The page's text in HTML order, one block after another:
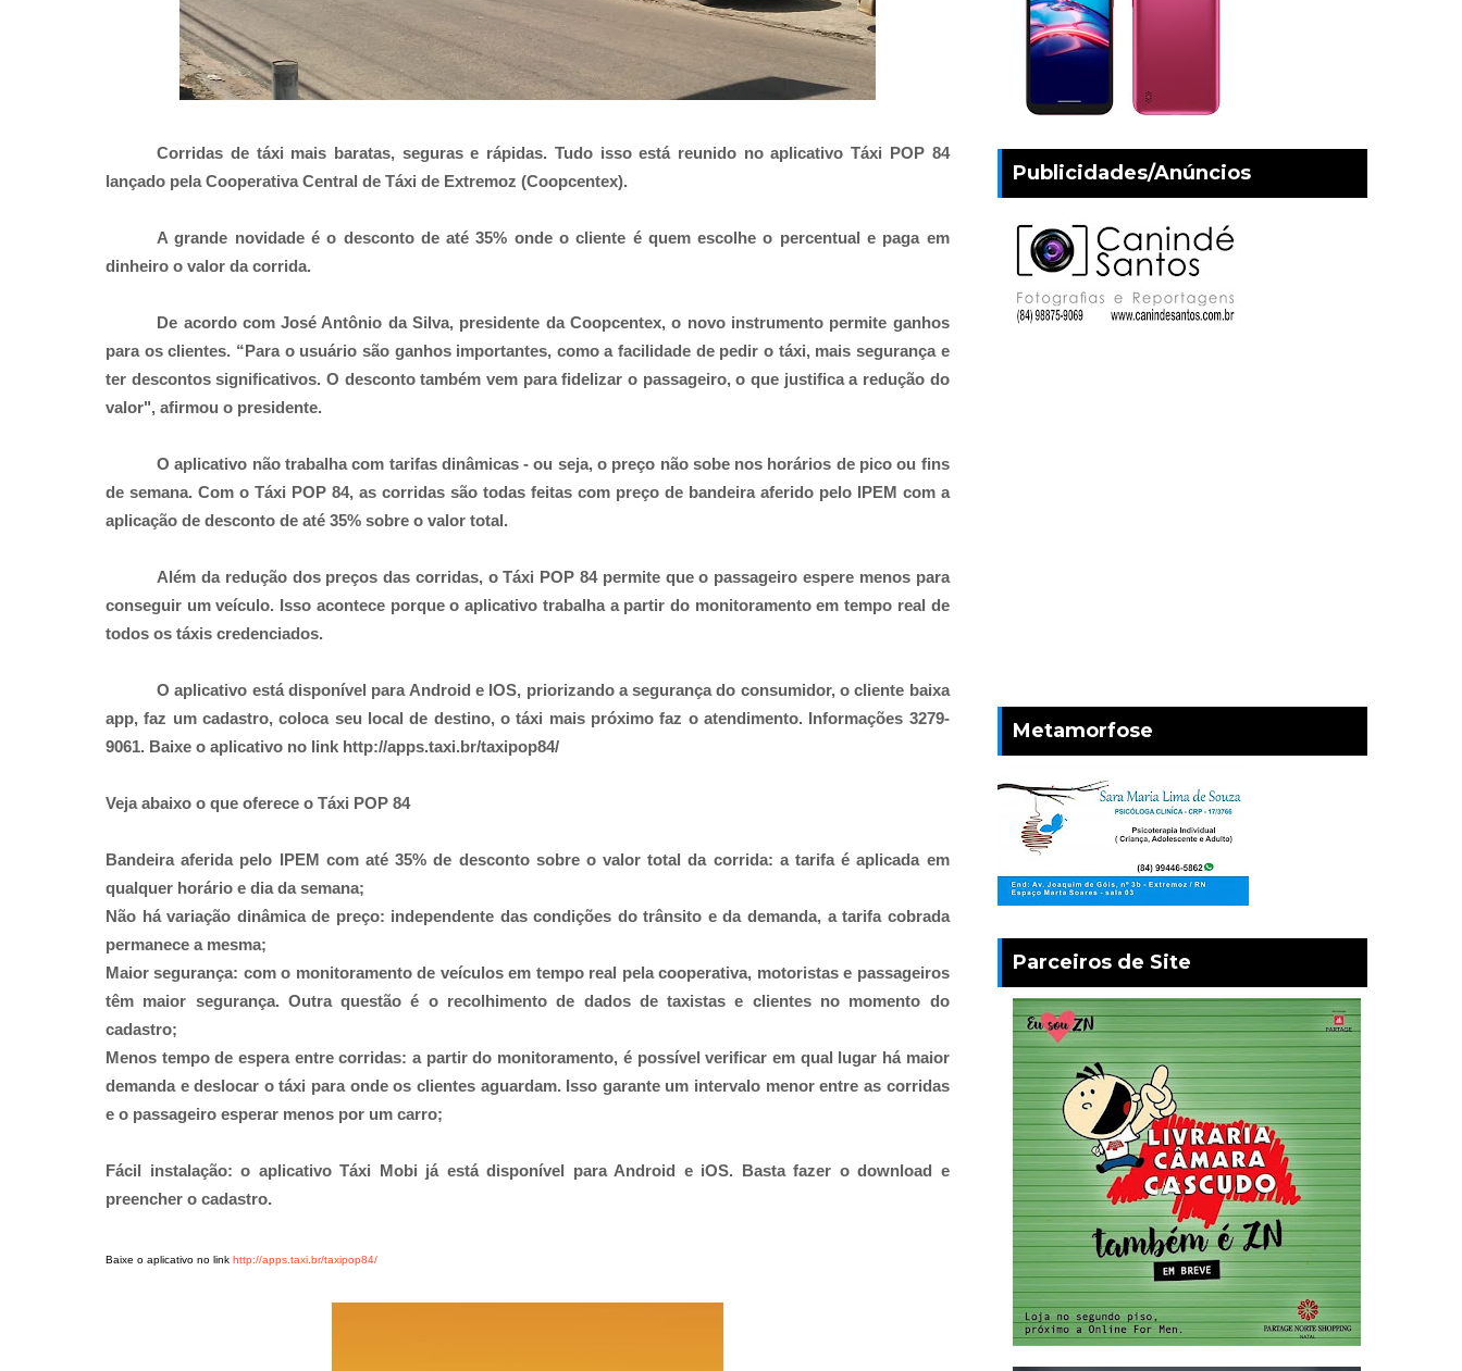
Corridas de táxi mais baratas, seguras e rápidas. Tudo isso está reunido no aplicativo Táxi POP 84
lançado pela Cooperativa Central de Táxi de Extremoz (Coopcentex).
A grande novidade é o desconto de até 35% onde o cliente é quem escolhe o percentual e paga em
dinheiro o valor da corrida.
De acordo com José Antônio da Silva, presidente da Coopcentex, o novo instrumento permite ganhos
para os clientes. “Para o usuário são ganhos importantes, como a facilidade de pedir o táxi, mais segurança e
ter descontos significativos. O desconto também vem para fidelizar o passageiro, o que justifica a redução do
valor", afirmou o presidente.
O aplicativo não trabalha com tarifas dinâmicas - ou seja, o preço não sobe nos horários de pico ou fins
de semana. Com o Táxi POP 84, as corridas são todas feitas com preço de bandeira aferido pelo IPEM com a
aplicação de desconto de até 35% sobre o valor total.
Além da redução dos preços das corridas, o Táxi POP 84 permite que o passageiro espere menos para
conseguir um veículo. Isso acontece porque o aplicativo trabalha a partir do monitoramento em tempo real de
todos os táxis credenciados.
O aplicativo está disponível para Android e IOS, priorizando a segurança do consumidor, o cliente baixa
app, faz um cadastro, coloca seu local de destino, o táxi mais próximo faz o atendimento. Informações 3279-
9061. Baixe o aplicativo no link http://apps.taxi.br/taxipop84/
Veja abaixo o que oferece o Táxi POP 84
Bandeira aferida pelo IPEM com até 35% de desconto sobre o valor total da corrida: a tarifa é aplicada em
qualquer horário e dia da semana;
Não há variação dinâmica de preço: independente das condições do trânsito e da demanda, a tarifa cobrada
permanece a mesma;
Maior segurança: com o monitoramento de veículos em tempo real pela cooperativa, motoristas e passageiros
têm maior segurança. Outra questão é o recolhimento de dados de taxistas e clientes no momento do
cadastro;
Menos tempo de espera entre corridas: a partir do monitoramento, é possível verificar em qual lugar há maior
demanda e deslocar o táxi para onde os clientes aguardam. Isso garante um intervalo menor entre as corridas
e o passageiro esperar menos por um carro;
Fácil instalação: o aplicativo Táxi Mobi já está disponível para Android e iOS. Basta fazer o download e
preencher o cadastro.
Baixe o aplicativo no link http://apps.taxi.br/taxipop84/
Publicidades/Anúncios
Metamorfose
Parceiros de Site